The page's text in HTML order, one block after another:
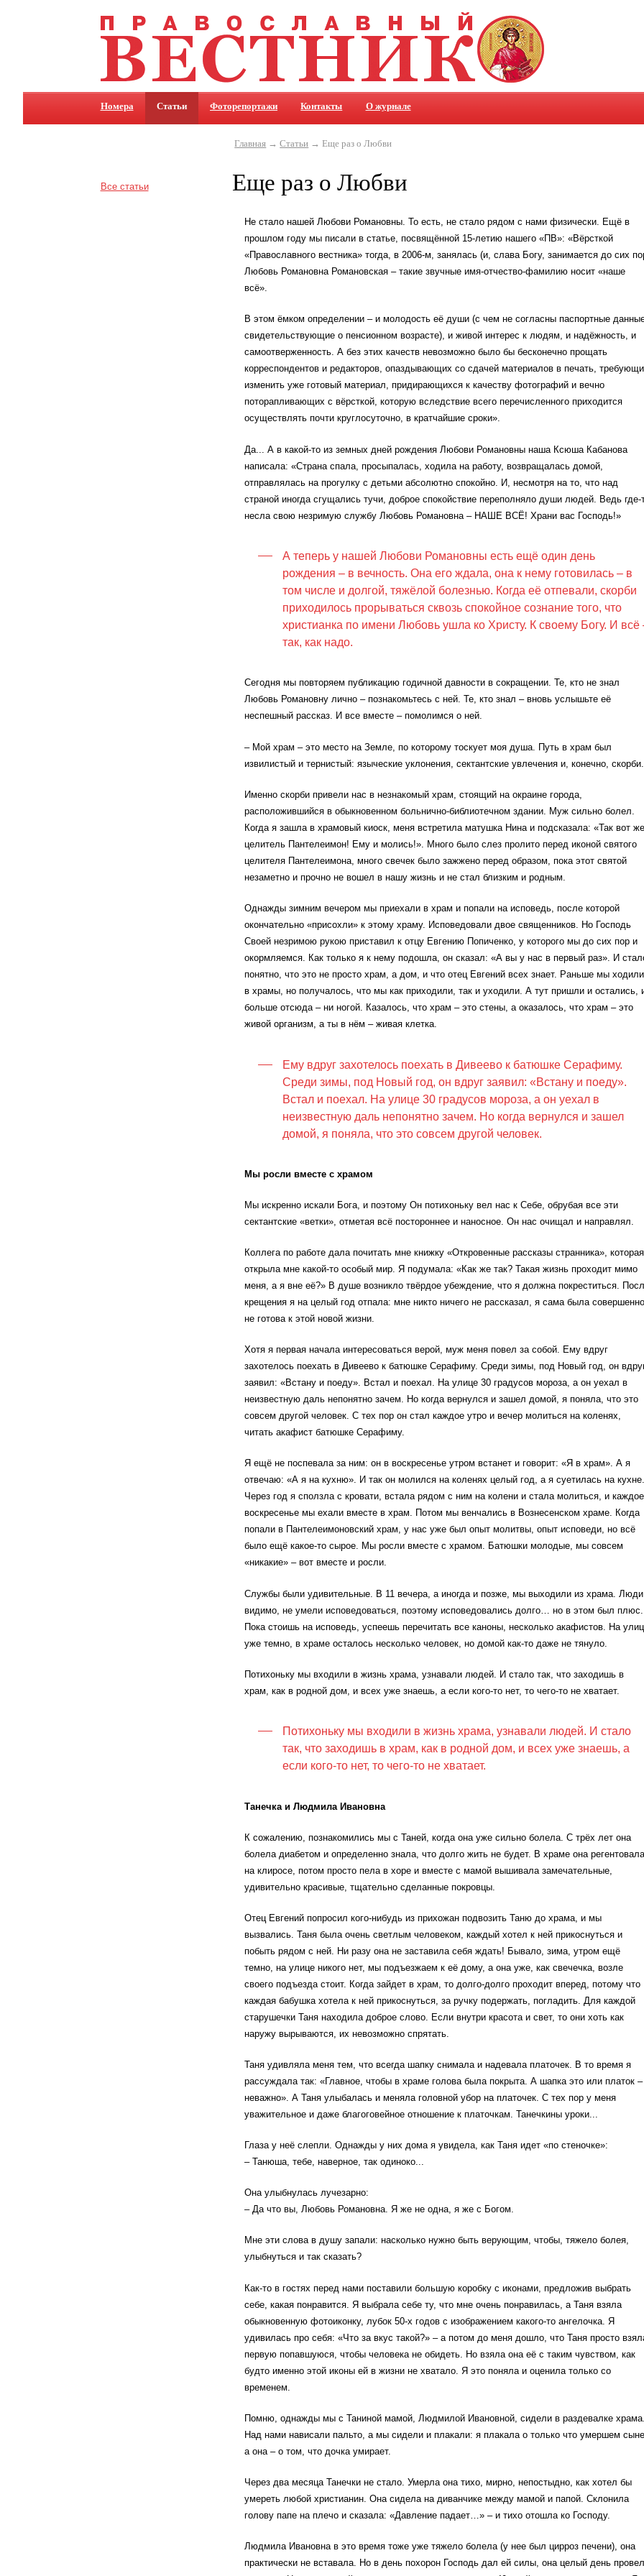
Номера Статьи Фоторепортажи Контакты О журнале
Все статьи
Главная →Статьи → Еще раз о Любви
Еще раз о Любви
Не стало нашей Любови Романовны. То есть, не стало рядом с нами физически. Ещё в
прошлом году мы писали в статье, посвящённой 15-летию нашего «ПВ»: «Вёрсткой
«Православного вестника» тогда, в 2006-м, занялась (и, слава Богу, занимается до сих
Любовь Романовна Романовская – такие звучные имя-отчество-фамилию носит «наше
всё».
В этом ёмком определении – и молодость её души (с чем не согласны паспортные
свидетельствующие о пенсионном возрасте), и живой интерес к людям, и надёжность, и
самоотверженность. А без этих качеств невозможно было бы бесконечно прощать
корреспондентов и редакторов, опаздывающих со сдачей материалов в печать,
изменить уже готовый материал, придирающихся к качеству фотографий и вечно
поторапливающих с вёрсткой, которую вследствие всего перечисленного приходится
осуществлять почти круглосуточно, в кратчайшие сроки».
Да... А в какой-то из земных дней рождения Любови Романовны наша Ксюша Кабанова
написала: «Страна спала, просыпалась, ходила на работу, возвращалась домой,
отправлялась на прогулку с детьми абсолютно спокойно. И, несмотря на то, что над
страной иногда сгущались тучи, доброе спокойствие переполняло души людей. Ведь где-
несла свою незримую службу Любовь Романовна – НАШЕ ВСЁ! Храни вас Господь!»
А теперь у нашей Любови Романовны есть ещё один день
рождения – в вечность. Она его ждала, она к нему готовилась – в
том числе и долгой, тяжёлой болезнью. Когда её отпевали, скорби
приходилось прорываться сквозь спокойное сознание того, что
христианка по имени Любовь ушла ко Христу. К своему Богу. И всё
так, как надо.
Сегодня мы повторяем публикацию годичной давности в сокращении. Те, кто не знал
Любовь Романовну лично – познакомьтесь с ней. Те, кто знал – вновь услышьте её
неспешный рассказ. И все вместе – помолимся о ней.
– Мой храм – это место на Земле, по которому тоскует моя душа. Путь в храм был
извилистый и тернистый: языческие уклонения, сектантские увлечения и, конечно, скорби.
Именно скорби привели нас в незнакомый храм, стоящий на окраине города,
расположившийся в обыкновенном больнично-библиотечном здании. Муж сильно болел.
Когда я зашла в храмовый киоск, меня встретила матушка Нина и подсказала: «Так вот же
целитель Пантелеимон! Ему и молись!». Много было слез пролито перед иконой святого
целителя Пантелеимона, много свечек было зажжено перед образом, пока этот святой
незаметно и прочно не вошел в нашу жизнь и не стал близким и родным.
Однажды зимним вечером мы приехали в храм и попали на исповедь, после которой
окончательно «присохли» к этому храму. Исповедовали двое священников. Но Господь
Своей незримою рукою приставил к отцу Евгению Попиченко, у которого мы до сих пор и
окормляемся. Как только я к нему подошла, он сказал: «А вы у нас в первый раз». И
понятно, что это не просто храм, а дом, и что отец Евгений всех знает. Раньше мы ходили
в храмы, но получалось, что мы как приходили, так и уходили. А тут пришли и остались,
больше отсюда – ни ногой. Казалось, что храм – это стены, а оказалось, что храм – это
живой организм, а ты в нём – живая клетка.
Ему вдруг захотелось поехать в Дивеево к батюшке Серафиму.
Среди зимы, под Новый год, он вдруг заявил: «Встану и поеду».
Встал и поехал. На улице 30 градусов мороза, а он уехал в
неизвестную даль непонятно зачем. Но когда вернулся и зашел
домой, я поняла, что это совсем другой человек.
Мы росли вместе с храмом
Мы искренно искали Бога, и поэтому Он потихоньку вел нас к Себе, обрубая все эти
сектантские «ветки», отметая всё постороннее и наносное. Он нас очищал и направлял.
Коллега по работе дала почитать мне книжку «Откровенные рассказы странника», которая
открыла мне какой-то особый мир. Я подумала: «Как же так? Такая жизнь проходит мимо
меня, а я вне её?» В душе возникло твёрдое убеждение, что я должна покреститься.
крещения я на целый год отпала: мне никто ничего не рассказал, я сама была совершенно
не готова к этой новой жизни.
Хотя я первая начала интересоваться верой, муж меня повел за собой. Ему вдруг
захотелось поехать в Дивеево к батюшке Серафиму. Среди зимы, под Новый год, он
заявил: «Встану и поеду». Встал и поехал. На улице 30 градусов мороза, а он уехал в
неизвестную даль непонятно зачем. Но когда вернулся и зашел домой, я поняла, что это
совсем другой человек. С тех пор он стал каждое утро и вечер молиться на коленях,
читать акафист батюшке Серафиму.
Я ещё не поспевала за ним: он в воскресенье утром встанет и говорит: «Я в храм». А я
отвечаю: «А я на кухню». И так он молился на коленях целый год, а я суетилась на кухне.
Через год я сползла с кровати, встала рядом с ним на колени и стала молиться, и каждое
воскресенье мы ехали вместе в храм. Потом мы венчались в Вознесенском храме. Когда
попали в Пантелеимоновский храм, у нас уже был опыт молитвы, опыт исповеди, но всё
было ещё какое-то сырое. Мы росли вместе с храмом. Батюшки молодые, мы совсем
«никакие» – вот вместе и росли.
Службы были удивительные. В 11 вечера, а иногда и позже, мы выходили из храма.
видимо, не умели исповедоваться, поэтому исповедовались долго… но в этом был плюс.
Пока стоишь на исповедь, успеешь перечитать все каноны, несколько акафистов. На
уже темно, в храме осталось несколько человек, но домой как-то даже не тянуло.
Потихоньку мы входили в жизнь храма, узнавали людей. И стало так, что заходишь в
храм, как в родной дом, и всех уже знаешь, а если кого-то нет, то чего-то не хватает.
Потихоньку мы входили в жизнь храма, узнавали людей. И стало
так, что заходишь в храм, как в родной дом, и всех уже знаешь, а
если кого-то нет, то чего-то не хватает.
Танечка и Людмила Ивановна
К сожалению, познакомились мы с Таней, когда она уже сильно болела. С трёх лет она
болела диабетом и определенно знала, что долго жить не будет. В храме она регентовала
на клиросе, потом просто пела в хоре и вместе с мамой вышивала замечательные,
удивительно красивые, тщательно сделанные покровцы.
Отец Евгений попросил кого-нибудь из прихожан подвозить Таню до храма, и мы
вызвались. Таня была очень светлым человеком, каждый хотел к ней прикоснуться и
побыть рядом с ней. Ни разу она не заставила себя ждать! Бывало, зима, утром ещё
темно, на улице никого нет, мы подъезжаем к её дому, а она уже, как свечечка, возле
своего подъезда стоит. Когда зайдет в храм, то долго-долго проходит вперед, потому что
каждая бабушка хотела к ней прикоснуться, за ручку подержать, погладить. Для каждой
старушечки Таня находила доброе слово. Если внутри красота и свет, то они хоть как
наружу вырываются, их невозможно спрятать.
Таня удивляла меня тем, что всегда шапку снимала и надевала платочек. В то время я
рассуждала так: «Главное, чтобы в храме голова была покрыта. А шапка это или платок –
неважно». А Таня улыбалась и меняла головной убор на платочек. С тех пор у меня
уважительное и даже благоговейное отношение к платочкам. Танечкины уроки...
Глаза у неё слепли. Однажды у них дома я увидела, как Таня идет «по стеночке»:
– Танюша, тебе, наверное, так одиноко...
Она улыбнулась лучезарно:
– Да что вы, Любовь Романовна. Я же не одна, я же с Богом.
Мне эти слова в душу запали: насколько нужно быть верующим, чтобы, тяжело болея,
улыбнуться и так сказать?
Как-то в гостях перед нами поставили большую коробку с иконами, предложив выбрать
себе, какая понравится. Я выбрала себе ту, что мне очень понравилась, а Таня взяла
обыкновенную фотоиконку, лубок 50-х годов с изображением какого-то ангелочка. Я
удивилась про себя: «Что за вкус такой?» – а потом до меня дошло, что Таня просто
первую попавшуюся, чтобы человека не обидеть. Но взяла она её с таким чувством, как
будто именно этой иконы ей в жизни не хватало. Я это поняла и оценила только со
временем.
Помню, однажды мы с Таниной мамой, Людмилой Ивановной, сидели в раздевалке
Над нами нависали пальто, а мы сидели и плакали: я плакала о только что умершем
а она – о том, что дочка умирает.
Через два месяца Танечки не стало. Умерла она тихо, мирно, непостыдно, как хотел бы
умереть любой христианин. Она сидела на диванчике между мамой и папой. Склонила
голову папе на плечо и сказала: «Давление падает…» – и тихо отошла ко Господу.
Людмила Ивановна в это время тоже уже тяжело болела (у нее был цирроз печени), она
практически не вставала. Но в день похорон Господь дал ей силы, она целый день